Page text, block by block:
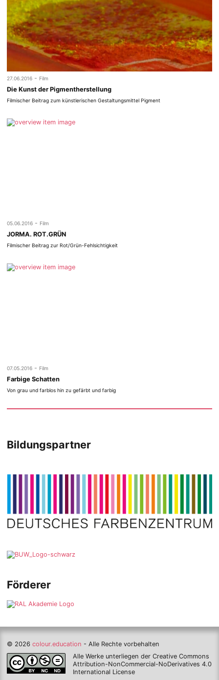
27.06.2016 - Film
Die Kunst der Pigmentherstellung
Filmischer Beitrag zum künstlerischen Gestaltungsmittel Pigment
05.06.2016 - Film
JORMA. ROT.GRÜN
Filmischer Beitrag zur Rot/Grün-Fehlsichtigkeit
07.05.2016 - Film
Farbige Schatten
Von grau und farblos hin zu gefärbt und farbig
Bildungspartner
Förderer
© 2026 colour.education - Alle Rechte vorbehalten
Alle Werke unterliegen der Creative Commons
Attribution-NonCommercial-NoDerivatives 4.0
International License